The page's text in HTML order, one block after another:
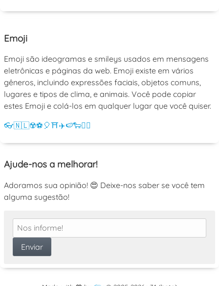
Emoji
Emoji são ideogramas e smileys usados em mensagens
eletrônicas e páginas da web. Emoji existe em vários
gêneros, incluindo expressões faciais, objetos comuns,
lugares e tipos de clima, e animais. Você pode copiar
estes Emoji e colá-los em qualquer lugar que você quiser.
👓🇳🇱☢️⚽ 🎈⛩️✈️🍉🐑💁‍♀️
Ajude-nos a melhorar!
Adoramos sua opinião! 😍 Deixe-nos saber se você tem
alguma sugestão!